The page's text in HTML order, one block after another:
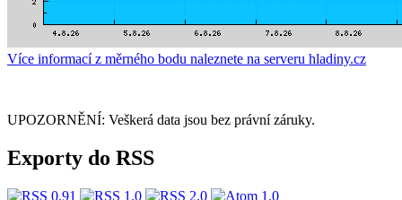
Více informací z měrného bodu naleznete na serveru hladiny.cz
UPOZORNĚNÍ: Veškerá data jsou bez právní záruky.
Exporty do RSS